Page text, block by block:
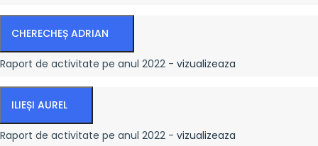
CHERECHEȘ ADRIAN
Raport de activitate pe anul 2022 - vizualizeaza
ILIEȘI AUREL
Raport de activitate pe anul 2022 - vizualizeaza